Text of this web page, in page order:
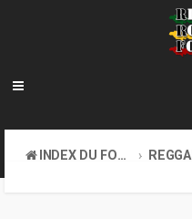
INDEX DU FORUM